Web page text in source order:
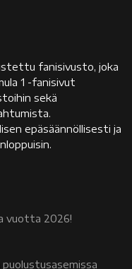
fanisivusto, joka
1 -fanisivut
sekä
epäsäännöllisesti ja
vuotta 2026!